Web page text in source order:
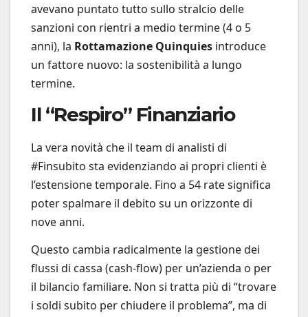
avevano puntato tutto sullo stralcio delle
sanzioni con rientri a medio termine (4 o 5
anni), la Rottamazione Quinquies introduce
un fattore nuovo: la sostenibilità a lungo
termine.
Il “Respiro” Finanziario
La vera novità che il team di analisti di
#Finsubito sta evidenziando ai propri clienti è
l’estensione temporale. Fino a 54 rate significa
poter spalmare il debito su un orizzonte di
nove anni.
Questo cambia radicalmente la gestione dei
flussi di cassa (cash-flow) per un’azienda o per
il bilancio familiare. Non si tratta più di “trovare
i soldi subito per chiudere il problema”, ma di